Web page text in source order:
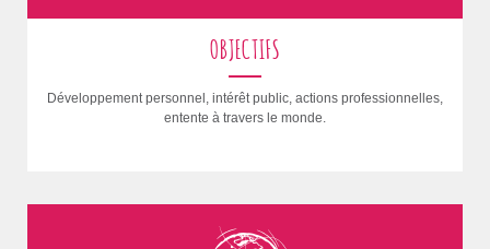
OBJECTIFS
Développement personnel, intérêt public, actions professionnelles,
entente à travers le monde.